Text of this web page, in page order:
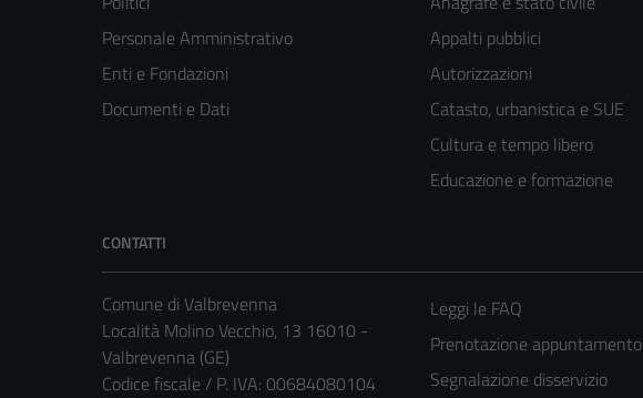
Personale Amministrativo
Enti e Fondazioni
Documenti e Dati
Appalti pubblici
Autorizzazioni
Catasto, urbanistica e SUE
Cultura e tempo libero
Educazione e formazione
CONTATTI
Comune di Valbrevenna
Località Molino Vecchio, 13 16010 -
Valbrevenna (GE)
Codice fiscale / P. IVA: 00684080104
Leggi le FAQ
Prenotazione appuntamento
Segnalazione disservizio